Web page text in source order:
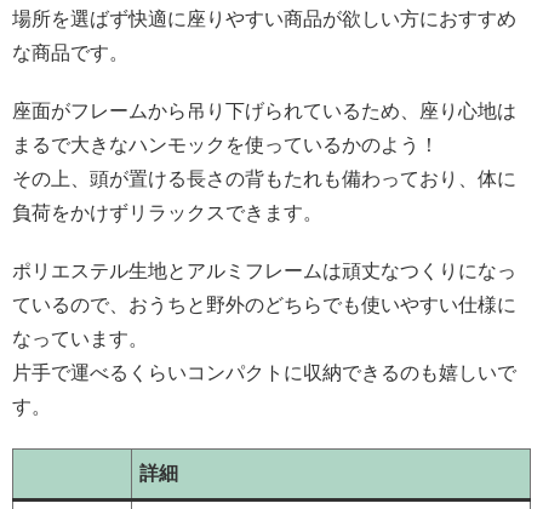
場所を選ばず快適に座りやすい商品が欲しい方におすすめ
な商品です。
座面がフレームから吊り下げられているため、座り心地は
まるで大きなハンモックを使っているかのよう！
その上、頭が置ける長さの背もたれも備わっており、体に
負荷をかけずリラックスできます。
ポリエステル生地とアルミフレームは頑丈なつくりになっ
ているので、おうちと野外のどちらでも使いやすい仕様に
なっています。
片手で運べるくらいコンパクトに収納できるのも嬉しいで
す。
詳細